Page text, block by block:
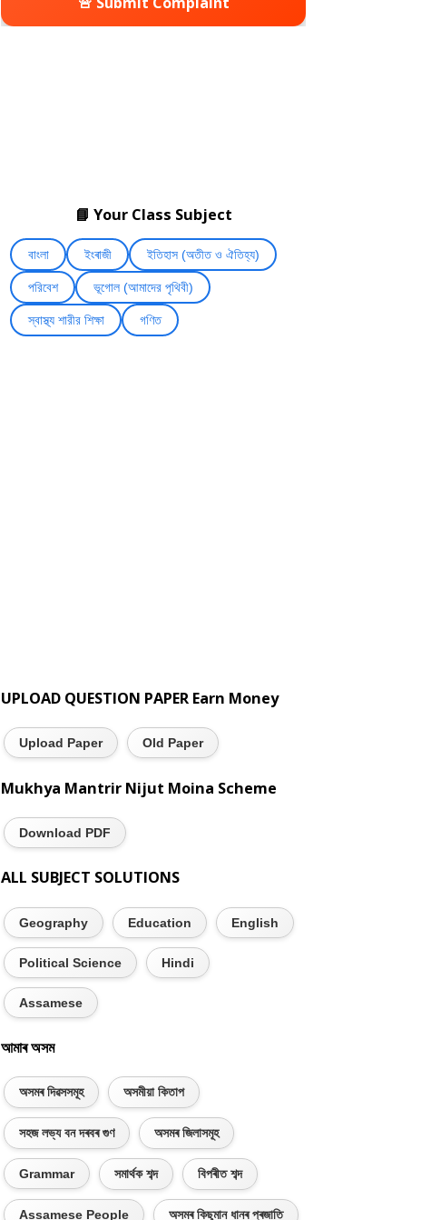
📘 Your Class Subject
বাংলা ইংৰাজী ইতিহাস (অতীত ও ঐতিহ্য)
পরিবেশ ভূগোল (আমাদের পৃথিবী)
স্বাস্থ্য শারীর শিক্ষা গণিত
UPLOAD QUESTION PAPER Earn Money
Upload Paper Old Paper
Mukhya Mantrir Nijut Moina Scheme
Download PDF
ALL SUBJECT SOLUTIONS
Geography Education English
Political Science Hindi
Assamese
আমাৰ অসম
অসমৰ দিৱসসমূহ অসমীয়া কিতাপ
সহজ লভ্য বন দৰবৰ গুণ অসমৰ জিলাসমূহ
Grammar সমাৰ্থক শব্দ বিপৰীত শব্দ
Assamese People অসমৰ কিছুমান ধানৰ প্ৰজাতি